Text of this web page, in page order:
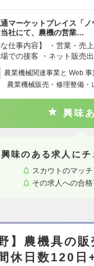
マーケットプレイス「
社にて、農機の営業…
な仕事内容】 ・営業・売
での接客 ・ネット販売
農業機械関連事業と Web
業機械販売・修理整備・
興味
興味のある求人に
スカウトのマッ
その求人への合
野】農機具の
間休日数120